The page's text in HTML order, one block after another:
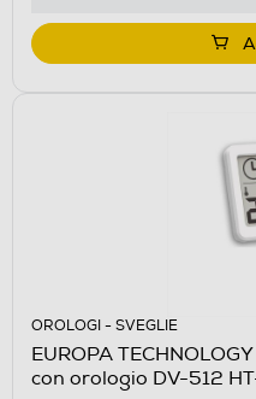
OROLOGI - SVEGLIE
EUROPA
con orologio DV-512